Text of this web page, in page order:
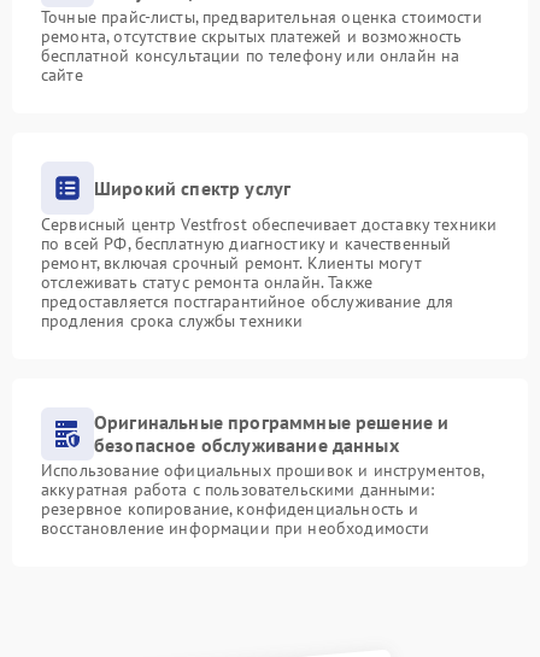
Точные прайс-листы, предварительная оценка стоимости
ремонта, отсутствие скрытых платежей и возможность
бесплатной консультации по телефону или онлайн на
сайте
Широкий спектр услуг
Сервисный центр Vestfrost обеспечивает доставку техники
по всей РФ, бесплатную диагностику и качественный
ремонт, включая срочный ремонт. Клиенты могут
отслеживать статус ремонта онлайн. Также
предоставляется постгарантийное обслуживание для
продления срока службы техники
Оригинальные программные решение и
безопасное обслуживание данных
Использование официальных прошивок и инструментов,
аккуратная работа с пользовательскими данными:
резервное копирование, конфиденциальность и
восстановление информации при необходимости